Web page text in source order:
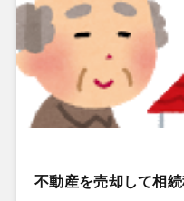
不動産を売却して相